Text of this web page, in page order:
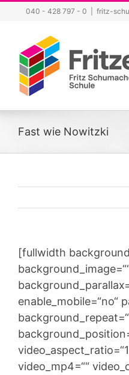
springen
040 - 428 797 - 0 fritz-
Fast wie Nowitzki
[fullwidth
enable_mobile=“no“
video_mp4=““